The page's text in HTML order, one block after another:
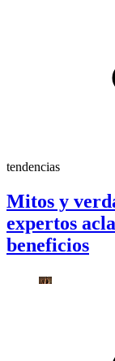
tendencias
Mitos y
expertos
beneficios